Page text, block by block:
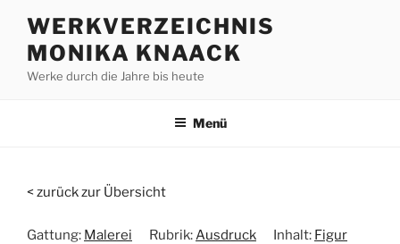
Inhalt
springen
WERKVERZEICHNIS
MONIKA KNAACK
Werke durch die Jahre bis heute
Menü
< zurück zur Übersicht
Gattung: Malerei Rubrik: Ausdruck Inhalt: Figur